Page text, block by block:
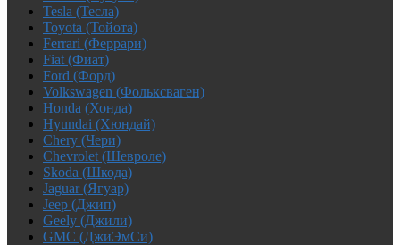
Tesla (Тесла)
Toyota (Тойота)
Ferrari (Феррари)
Fiat (Фиат)
Ford (Форд)
Volkswagen (Фольксваген)
Honda (Хонда)
Hyundai (Хюндай)
Chery (Чери)
Chevrolet (Шевроле)
Skoda (Шкода)
Jaguar (Ягуар)
Jeep (Джип)
Geely (Джили)
GMC (ДжиЭмСи)